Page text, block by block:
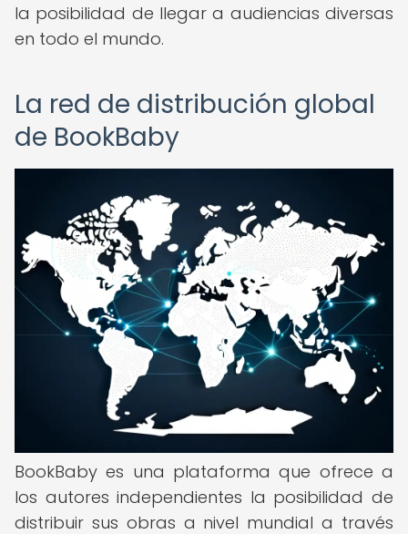
la posibilidad de llegar a audiencias diversas
en todo el mundo.
La red de distribución global
de BookBaby
BookBaby es una plataforma que ofrece a
los autores independientes la posibilidad de
distribuir sus obras a nivel mundial a través